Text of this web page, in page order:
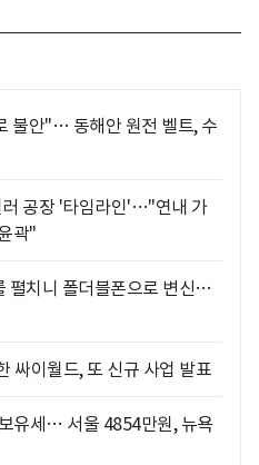
불안"… 동해안 원전 벨트, 수
러 공장 '타임라인'…"연내 가
곽"
펼치니 폴더블폰으로 변신…
싸이월드, 또 신규 사업 발표
유세… 서울 4854만원, 뉴욕